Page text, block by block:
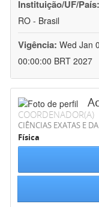
Instituição/UF/País:
RO - Brasil
Vigência: Wed Jan
00:00:00 BRT 2027
COORDENADOR(A)
CIÊNCIAS EXATAS E
Física